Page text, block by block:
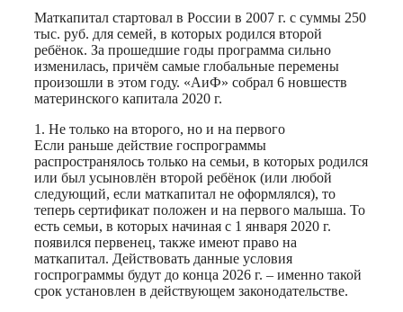
Print
Маткапитал стартовал в России в 2007 г. с суммы 250
тыс. руб. для семей, в которых родился второй
ребёнок. За прошедшие годы программа сильно
изменилась, причём самые глобальные перемены
произошли в этом году. «АиФ» собрал 6 новшеств
материнского капитала 2020 г.
1. Не только на второго, но и на первого
Если раньше действие госпрограммы
распространялось только на семьи, в которых родился
или был усыновлён второй ребёнок (или любой
следующий, если маткапитал не оформлялся), то
теперь сертификат положен и на первого малыша. То
есть семьи, в которых начиная с 1 января 2020 г.
появился первенец, также имеют право на
маткапитал. Действовать данные условия
госпрограммы будут до конца 2026 г. – именно такой
срок установлен в действующем законодательстве.